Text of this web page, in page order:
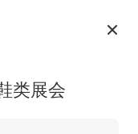
类展会